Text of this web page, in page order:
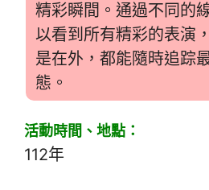
精彩瞬間。通過不同的
以看到所有精彩的表演
是在外，都能隨時追踪
態。
活動時間、地點：
112年